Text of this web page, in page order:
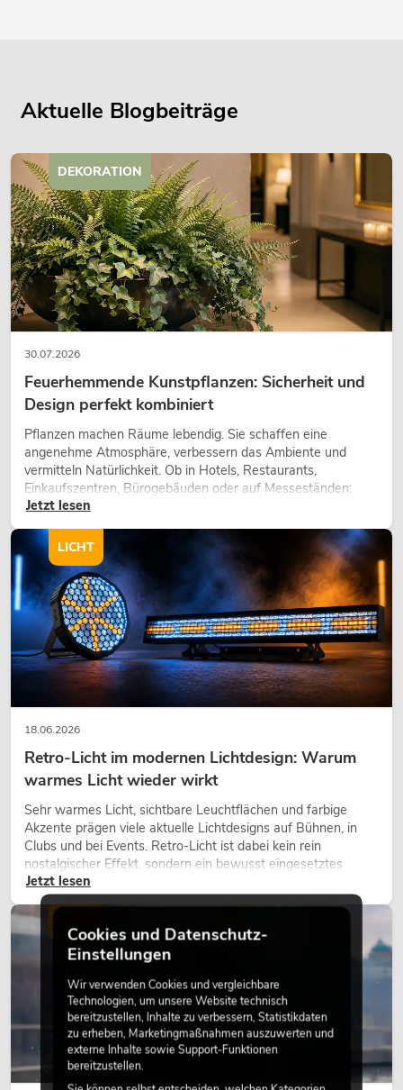
Aktuelle Blogbeiträge
30.07.2026
Feuerhemmende Kunstpflanzen: Sicherheit und
Design perfekt kombiniert
Pflanzen machen Räume lebendig. Sie schaffen eine
angenehme Atmosphäre, verbessern das Ambiente und
vermitteln Natürlichkeit. Ob in Hotels, Restaurants,
Einkaufszentren, Bürogebäuden oder auf Messeständen:
eine hochwertige Begrünung gehört heute längst zum
Jetzt lesen
DEKORATION
18.06.2026
Retro-Licht im modernen Lichtdesign: Warum
warmes Licht wieder wirkt
Sehr warmes Licht, sichtbare Leuchtflächen und farbige
Akzente prägen viele aktuelle Lichtdesigns auf Bühnen, in
Clubs und bei Events. Retro-Licht ist dabei kein rein
nostalgischer Effekt, sondern ein bewusst eingesetztes
Gestaltungsmittel: Es schafft Atmosphäre, gibt Szenen
Charakter und kann technische LED-Setups emotionaler
wirken lassen.
Jetzt lesen
LICHT
Cookies und Datenschutz-
Einstellungen
Wir verwenden Cookies und vergleichbare
Technologien, um unsere Website technisch
bereitzustellen, Inhalte zu verbessern, Statistikdaten
zu erheben, Marketingmaßnahmen auszuwerten und
externe Inhalte sowie Support-Funktionen
bereitzustellen.